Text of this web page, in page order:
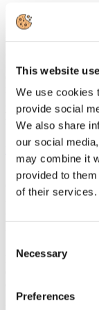
This website
We use cookies
provide social
We also share
our social
may combine it
provided to
of their services.
Selection
Necessary
Preferences
UCINA
Boot di Düsseldorf,
italiane della
espositori, così
rassegna
programma dal 21
un'ulteriore
Leggi tutto...
Gennaio
2017
L’Uzbekistan ha
dell’ordine di